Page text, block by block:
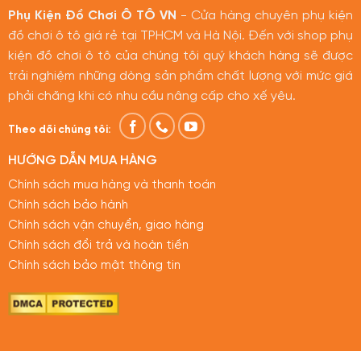
Phụ Kiện Đồ Chơi Ô TÔ VN - Cửa hàng chuyên phụ kiện
đồ chơi ô tô giá rẻ tại TPHCM và Hà Nội. Đến với shop phụ
kiện đồ chơi ô tô của chúng tôi quý khách hàng sẽ được
trải nghiệm những dòng sản phẩm chất lượng với mức giá
phải chăng khi có nhu cầu nâng cấp cho xế yêu.
Theo dõi chúng tôi:
HƯỚNG DẪN MUA HÀNG
Chính sách mua hàng và thanh toán
Chính sách bảo hành
Chính sách vận chuyển, giao hàng
Chính sách đổi trả và hoàn tiền
Chính sách bảo mật thông tin